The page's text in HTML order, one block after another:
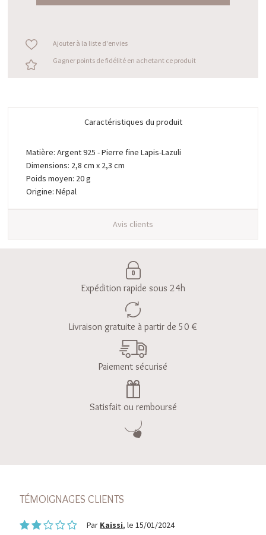
Ajouter à la liste d'envies
Gagner points de fidélité en achetant ce produit
Caractéristiques du produit
Matière: Argent 925 - Pierre fine Lapis-Lazuli
Dimensions: 2,8 cm x 2,3 cm
Poids moyen: 20 g
Origine: Népal
Avis clients
Expédition rapide sous 24h
Livraison gratuite à partir de 50 €
Paiement sécurisé
Satisfait ou remboursé
TÉMOIGNAGES CLIENTS
Par Kaissi, le 15/01/2024